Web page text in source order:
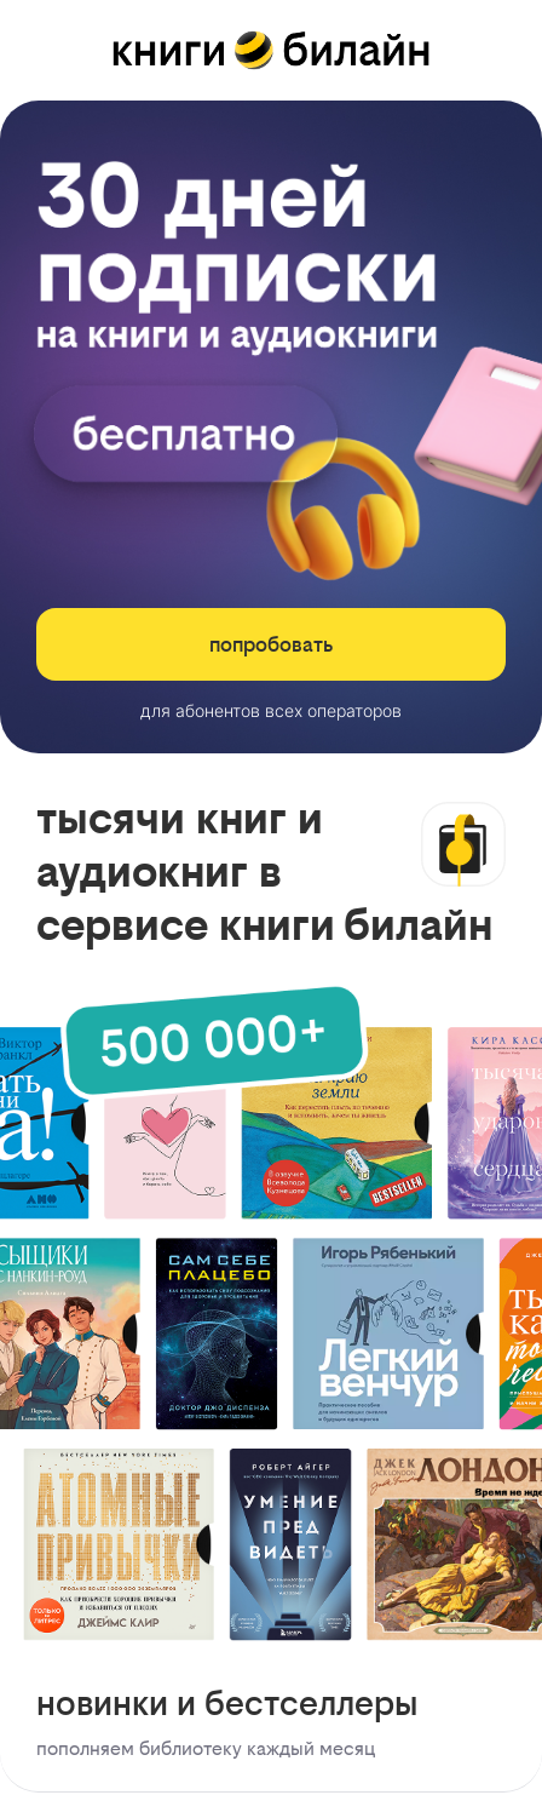
попробовать
для абонентов всех операторов
тысячи книг и
аудиокниг в
сервисе книги билайн
новинки и бестселлеры
пополняем библиотеку каждый месяц